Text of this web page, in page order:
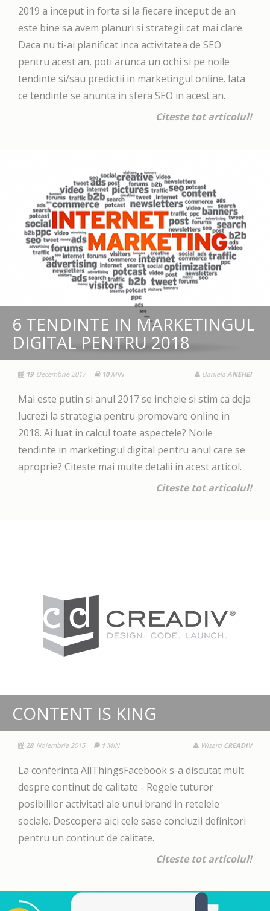
2019 a inceput in forta si la fiecare inceput de an
este bine sa avem planuri si strategii cat mai clare.
Daca nu ti-ai planificat inca activitatea de SEO
pentru acest an, poti arunca un ochi si pe noile
tendinte si/sau predictii in marketingul online. Iata
ce tendinte se anunta in sfera SEO in acest an.
Citeste tot articolul!
6 TENDINTE IN MARKETINGUL
DIGITAL PENTRU 2018
19 Decembrie 2017 10MIN Daniela ANEHEI
Mai este putin si anul 2017 se incheie si stim ca deja
lucrezi la strategia pentru promovare online in
2018. Ai luat in calcul toate aspectele? Noile
tendinte in marketingul digital pentru anul care se
aproprie? Citeste mai multe detalii in acest articol.
Citeste tot articolul!
CONTENT IS KING
28 Noiembrie 2015 1 MIN Wizard CREADIV
La conferinta AllThingsFacebook s-a discutat mult
despre continut de calitate - Regele tuturor
posibililor activitati ale unui brand in retelele
sociale. Descopera aici cele sase concluzii definitori
pentru un continut de calitate.
Citeste tot articolul!